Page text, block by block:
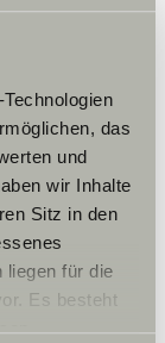
das
und
wir Inhalte
Sitz in den
liegen für die
Es besteht